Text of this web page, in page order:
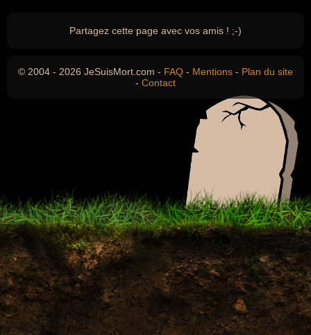
Partagez cette page avec vos amis ! ;-)
© 2004 - 2026 JeSuisMort.com - FAQ - Mentions - Plan du site
- Contact